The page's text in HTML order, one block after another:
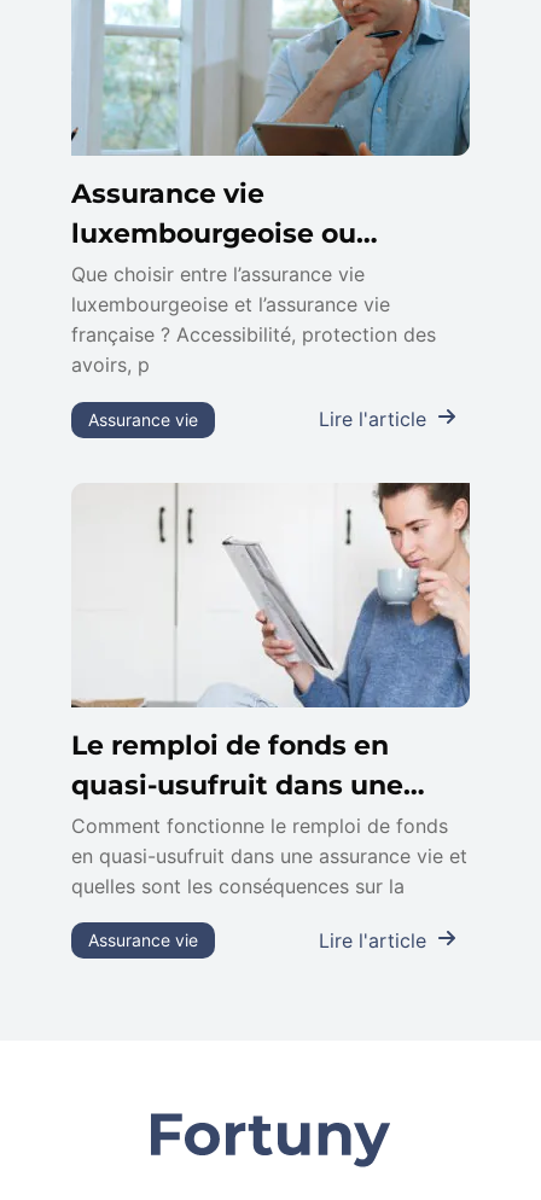
Assurance vie
luxembourgeoise ou
française : différences, quel
contrat choisir
Que choisir entre l’assurance vie
luxembourgeoise et l’assurance vie
française ? Accessibilité, protection des
avoirs, p
Lire l'article
Assurance vie
Le remploi de fonds en
quasi-usufruit dans une
assurance vie
Comment fonctionne le remploi de fonds
en quasi-usufruit dans une assurance vie et
quelles sont les conséquences sur la
Lire l'article
Assurance vie